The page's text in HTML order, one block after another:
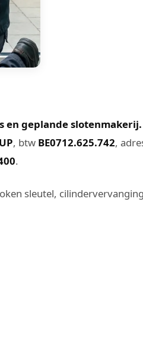
en geplande slotenmakerij.
, btw BE0712.625.742,
.
sleutel,